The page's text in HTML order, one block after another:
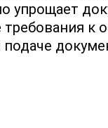
требования
подаче